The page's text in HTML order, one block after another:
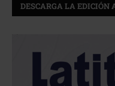
DESCARGA LA EDICIÓN